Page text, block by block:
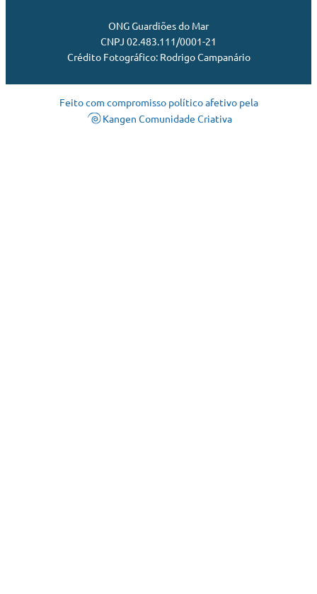
ONG Guardiões do Mar
CNPJ 02.483.111/0001-21
Crédito Fotográfico: Rodrigo Campanário
Feito com compromisso político afetivo pela
Kangen Comunidade Criativa